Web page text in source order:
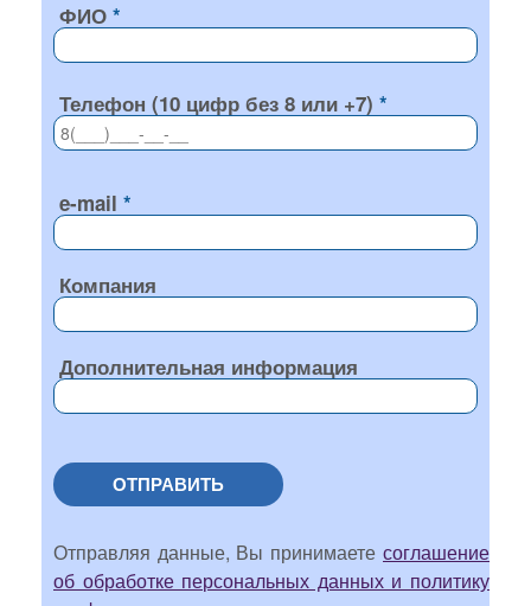
ФИО
Телефон (10 цифр без 8 или +7)
e-mail
Компания
Дополнительная информация
ОТПРАВИТЬ
Отправляя данные, Вы принимаете соглашение
об обработке персональных данных и политику